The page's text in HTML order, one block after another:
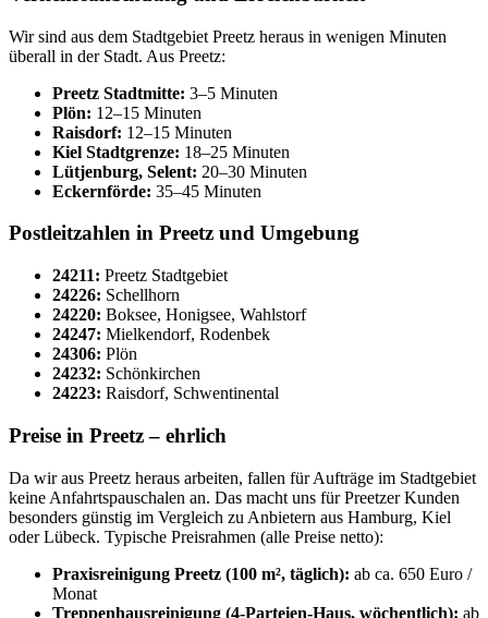
Wir sind aus dem Stadtgebiet Preetz heraus in wenigen Minuten
überall in der Stadt. Aus Preetz:
Preetz Stadtmitte: 3–5 Minuten
Plön: 12–15 Minuten
Raisdorf: 12–15 Minuten
Kiel Stadtgrenze: 18–25 Minuten
Lütjenburg, Selent: 20–30 Minuten
Eckernförde: 35–45 Minuten
Postleitzahlen in Preetz und Umgebung
24211: Preetz Stadtgebiet
24226: Schellhorn
24220: Boksee, Honigsee, Wahlstorf
24247: Mielkendorf, Rodenbek
24306: Plön
24232: Schönkirchen
24223: Raisdorf, Schwentinental
Preise in Preetz – ehrlich
Da wir aus Preetz heraus arbeiten, fallen für Aufträge im Stadtgebiet
keine Anfahrtspauschalen an. Das macht uns für Preetzer Kunden
besonders günstig im Vergleich zu Anbietern aus Hamburg, Kiel
oder Lübeck. Typische Preisrahmen (alle Preise netto):
Praxisreinigung Preetz (100 m², täglich): ab ca. 650 Euro /
Monat
Treppenhausreinigung (4-Parteien-Haus, wöchentlich): ab